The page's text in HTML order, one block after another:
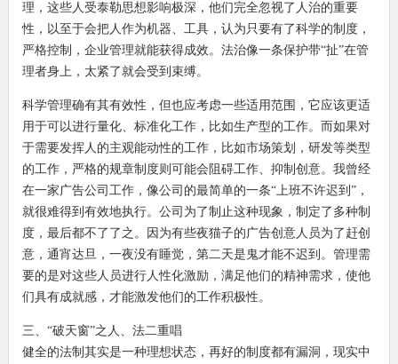
理，这些人受泰勒思想影响极深，他们完全忽视了人治的重要
性，以至于会把人作为机器、工具，认为只要有了科学的制度，
严格控制，企业管理就能获得成效。法治像一条保护带“扯”在管
理者身上，太紧了就会受到束缚。
科学管理确有其有效性，但也应考虑一些适用范围，它应该更适
用于可以进行量化、标准化工作，比如生产型的工作。而如果对
于需要发挥人的主观能动性的工作，比如市场策划，研发等类型
的工作，严格的规章制度则可能会阻碍工作、抑制创意。我曾经
在一家广告公司工作，像公司的最简单的一条“上班不许迟到”，
就很难得到有效地执行。公司为了制止这种现象，制定了多种制
度，最后都不了了之。因为有些夜猫子的广告创意人员为了赶创
意，通宵达旦，一夜没有睡觉，第二天是鬼才能不迟到。管理需
要的是对这些人员进行人性化激励，满足他们的精神需求，使他
们具有成就感，才能激发他们的工作积极性。
三、“破天窗”之人、法二重唱
健全的法制其实是一种理想状态，再好的制度都有漏洞，现实中